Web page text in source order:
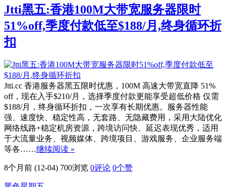
Jtti黑五:香港100M大带宽服务器限时
51%off,季度付款低至$188/月,终身循环折
扣
Jtti.cc 香港服务器黑五限时优惠，100M 高速大带宽直降 51%
off，现在入手$210/月，选择季度付款更能享受超低价格 仅需
$188/月，终身循环折扣，一次享有长期优惠。服务器性能
强、速度快、稳定性高，无套路、无隐藏费用，采用大陆优化
网络线路+稳定机房资源，跨境访问快、延迟表现优秀，适用
于大流量业务、视频媒体、跨境项目、游戏服务、企业服务端
等各……继续阅读 »
8个月前 (12-04) 700浏览 0评论 0个赞